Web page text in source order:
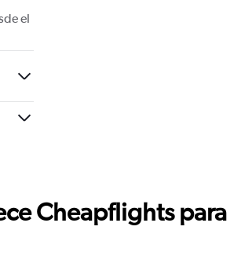
el
Cheapflights para